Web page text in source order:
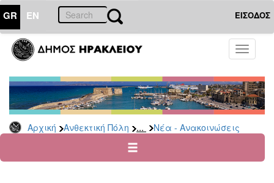
GR EN ΕΙΣΟΔΟΣ
Toggle
Αρχική Ανθεκτική Πόλη ... Νέα - Ανακοινώσεις
ΑΝΘΕΚΤΙΚΗ
ΠΟΛΗ
Κοινωνική
Πολιτική
Νέα
Ανακοινώσεις